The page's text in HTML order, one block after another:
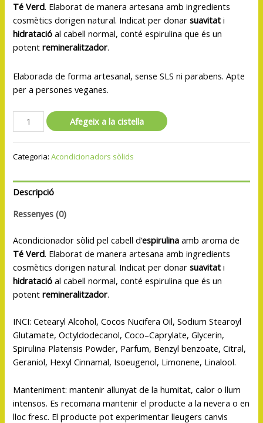
Té Verd. Elaborat de manera artesana amb ingredients
cosmètics dorigen natural. Indicat per donarsuavitat i
hidratació al cabell normal, conté espirulina que és un
potentremineralitzador.
Elaborada de forma artesanal, sense SLS ni parabens. Apte
per a persones veganes.
Afegeix a la cistella
Categoria:Acondicionadors sòlids
Descripció
Ressenyes (0)
Acondicionador sòlid pel cabell d’espirulina amb aroma de
Té Verd. Elaborat de manera artesana amb ingredients
cosmètics dorigen natural. Indicat per donarsuavitat i
hidratació al cabell normal, conté espirulina que és un
potentremineralitzador.
INCI: Cetearyl Alcohol, Cocos Nucifera Oil, Sodium Stearoyl
Glutamate, Octyldodecanol, Coco–Caprylate, Glycerin,
Spirulina Platensis Powder, Parfum, Benzyl benzoate, Citral,
Geraniol, Hexyl Cinnamal, Isoeugenol, Limonene, Linalool.
Manteniment: mantenir allunyat de la humitat, calor o llum
intensos. Es recomana mantenir el producte a la nevera o en
lloc fresc. El producte pot experimentar lleugers canvis